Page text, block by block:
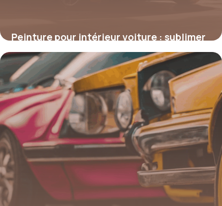
Peinture pour intérieur voiture : sublimer
et protéger votre habitacle
4 juillet 2025